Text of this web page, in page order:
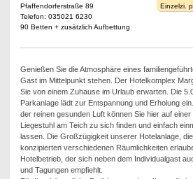
Pfaffendorferstraße 89
Telefon: 035021 6230
90 Betten + zusätzlich Aufbettung
Einzelzi.
Genießen Sie die Atmosphäre eines
Gast im Mittelpunkt stehen. Der Hotelkomplex
Sie von einem Zuhause im Urlaub erwarten. Die
Parkanlage lädt zur Entspannung und Erholung
der reinen gesunden Luft können Sie hier auf
Liegestuhl am Teich zu sich finden und einfach
lassen. Die Großzügigkeit unserer Hotelanlage,
konzipierten verschiedenen Räumlichkeiten
Hotelbetrieb, der sich neben dem Individualgast
und Tagungen empfiehlt.